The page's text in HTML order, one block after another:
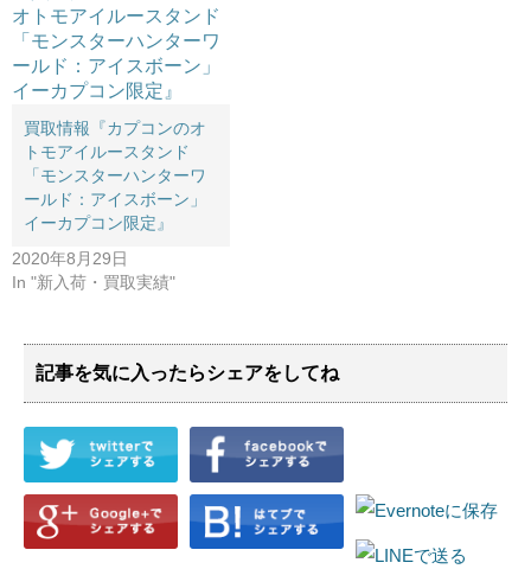
買取情報『カプコンのオ
トモアイルースタンド ​
「モンスターハンターワ
ールド：アイスボーン」 ​
イーカプコン限定』
2020年8月29日
In "新入荷・買取実績"
記事を気に入ったらシェアをしてね